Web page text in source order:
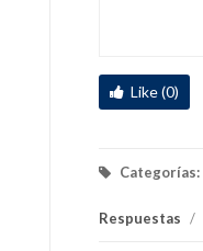
Like (0)
Categorías:
Respuestas /